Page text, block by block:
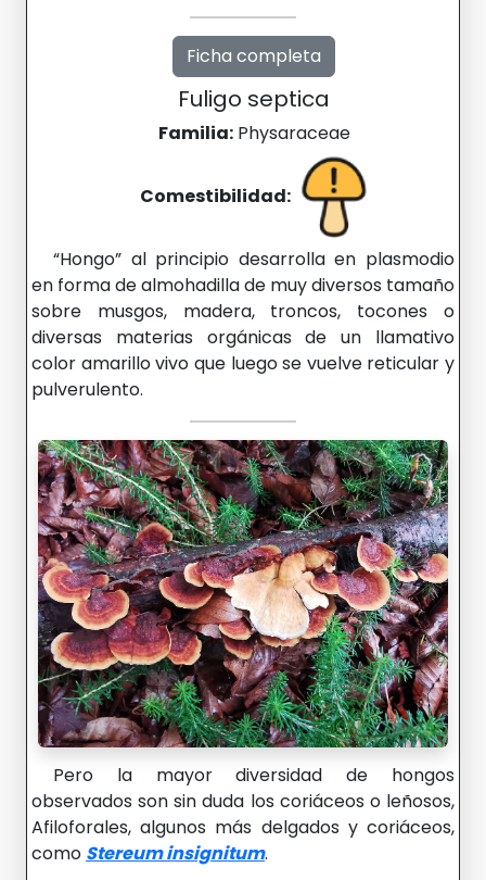
Ficha completa
Fuligo septica
Familia:Physaraceae
Comestibilidad:
“Hongo” al principio desarrolla en plasmodio
en forma de almohadilla de muy diversos tamaño
sobre musgos, madera, troncos, tocones o
diversas materias orgánicas de un llamativo
color amarillo vivo que luego se vuelve reticular y
pulverulento.
Pero la mayor diversidad de hongos
observados son sin duda los coriáceos o leñosos,
Afiloforales, algunos más delgados y coriáceos,
como Stereum insignitum.